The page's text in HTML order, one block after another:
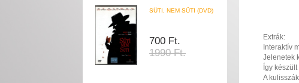
SÜTI, NEM SÜTI (DVD)
700 Ft.
1990 Ft.
Extrák:
Interaktív
Jelenetek
Így
A